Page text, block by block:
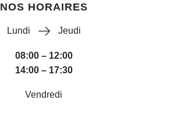
NOS HORAIRES
Lundi Jeudi
08:00 – 12:00
14:00 – 17:30
Vendredi